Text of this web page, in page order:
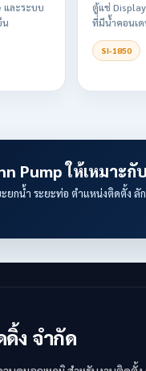
และระบบ
น
ตู้แช่
ที่มีน้ำคอนเด
SI-1850
Pump ให้เหมาะ
ะยกน้ำ ระยะท่อ ตำแหน่งติดตั้ง
ง จำกัด